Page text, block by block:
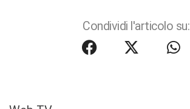
Condividi l'articolo su: